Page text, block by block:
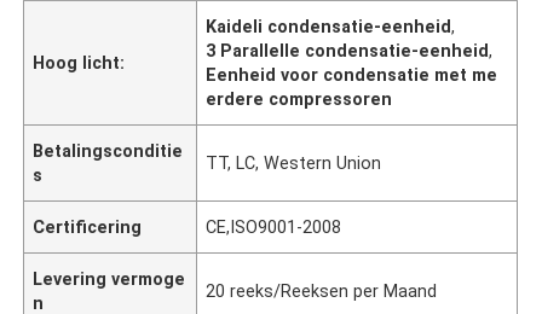
Hoog licht:
Kaideli condensatie-eenheid,
3 Parallelle condensatie-eenheid,
Eenheid voor condensatie met me
erdere compressoren
Betalingsconditie
s
TT, LC, Western Union
Certificering CE,ISO9001-2008
Levering vermoge
n
20 reeks/Reeksen per Maand